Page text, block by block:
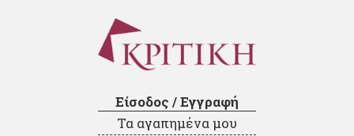
Είσοδος / Εγγραφή
Τα αγαπημένα μου